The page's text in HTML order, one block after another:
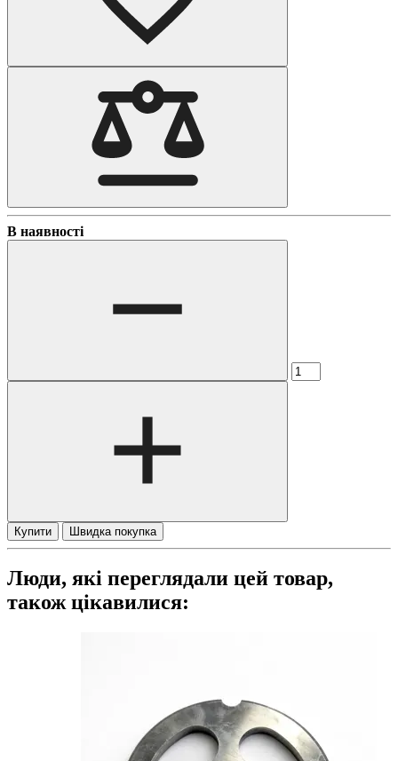
В наявності
Купити Швидка покупка
Люди, які переглядали цей товар,
також цікавилися: